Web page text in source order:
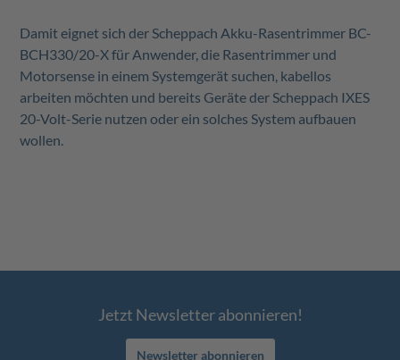
Damit eignet sich der Scheppach Akku-Rasentrimmer BC-
BCH330/20-X für Anwender, die Rasentrimmer und
Motorsense in einem Systemgerät suchen, kabellos
arbeiten möchten und bereits Geräte der Scheppach IXES
20-Volt-Serie nutzen oder ein solches System aufbauen
wollen.
Jetzt Newsletter abonnieren!
Newsletter abonnieren